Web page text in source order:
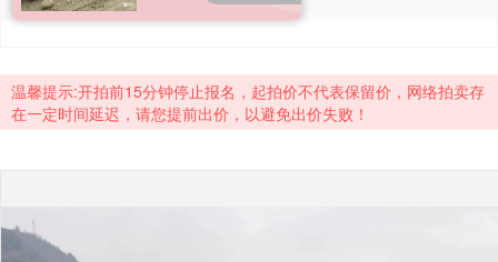
打折资产
聚循环
温馨提示:开拍前15分钟停止报名，起拍价不代表保留价，网络拍卖存
在一定时间延迟，请您提前出价，以避免出价失败！